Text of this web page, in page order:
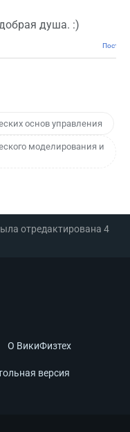
душа. :)
основ управления
моделирования и
отредактирована 4
О ВикиФизтех
версия